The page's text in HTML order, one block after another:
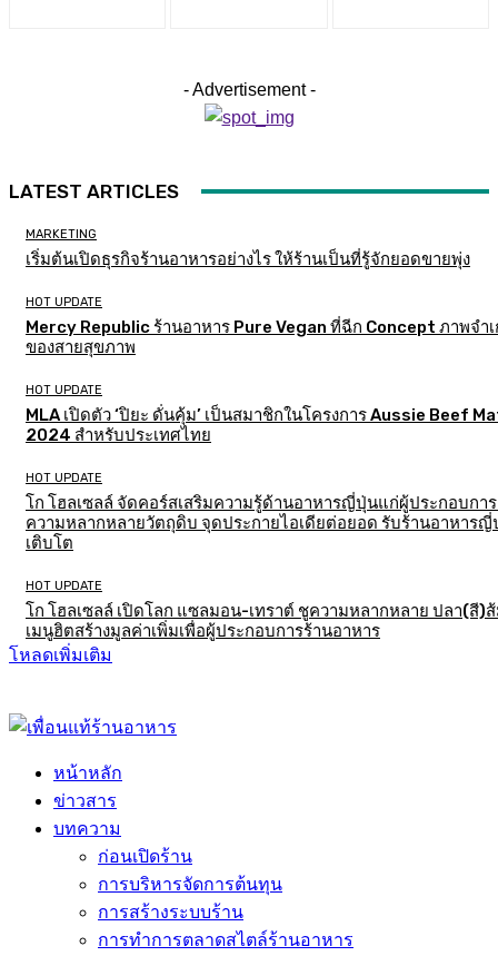
- Advertisement -
LATEST ARTICLES
MARKETING
เริ่มต้นเปิดธุรกิจร้านอาหารอย่างไร ให้ร้านเป็นที่รู้จักยอดขายพุ่ง
HOT UPDATE
Mercy Republic ร้านอาหาร Pure Vegan ที่ฉีก Concept ภาพจำเ
ของสายสุขภาพ
HOT UPDATE
MLA เปิดตัว ‘ปิยะ ดั่นคุ้ม’ เป็นสมาชิกในโครงการ Aussie Beef
2024 สำหรับประเทศไทย
HOT UPDATE
โก โฮลเซลล์ จัดคอร์สเสริมความรู้ด้านอาหารญี่ปุ่นแก่ผู้ประกอบกา
ความหลากหลายวัตถุดิบ จุดประกายไอเดียต่อยอด รับร้านอาหาร
เติบโต
HOT UPDATE
โก โฮลเซลล์ เปิดโลก แซลมอน-เทราต์ ชูความหลากหลาย ปลา(สี)
เมนูฮิตสร้างมูลค่าเพิ่มเพื่อผู้ประกอบการร้านอาหาร
โหลดเพิ่มเติม
หน้าหลัก
ข่าวสาร
บทความ
ก่อนเปิดร้าน
การบริหารจัดการต้นทุน
การสร้างระบบร้าน
การทำการตลาดสไตล์ร้านอาหาร